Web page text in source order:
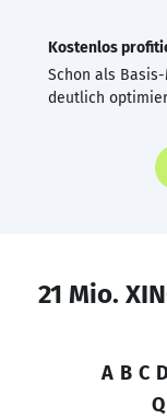
Kostenlos
Schon als
deutlich
21 Mio.
A B C
Q